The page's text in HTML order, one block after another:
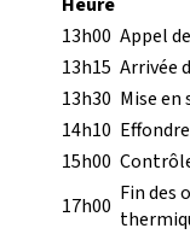
13h00 Appel
13h15 Arrivée
13h30 Mise
14h10
15h00
17h00 Fin des